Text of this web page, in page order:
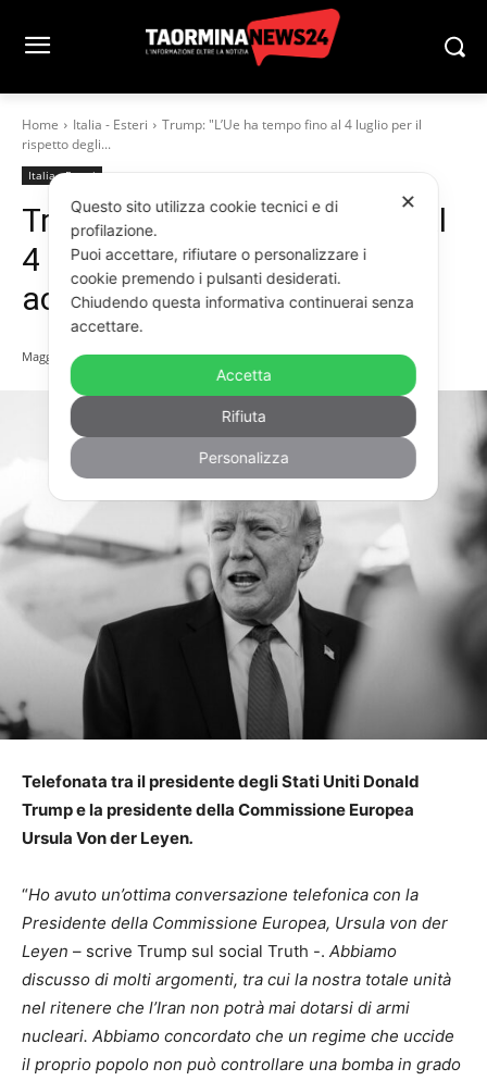
Home Italia - Esteri
Trump: "L’Ue ha tempo fino al 4 luglio per il
rispetto degli...
Italia - Esteri
Trump: “L’Ue ha tempo fino al
4 luglio per il rispetto degli
accordi o i dazi saliranno”
Maggio 8, 2026
Telefonata tra il presidente degli Stati Uniti Donald
Trump e la presidente della Commissione Europea
Ursula Von der Leyen.
“Ho avuto un’ottima conversazione telefonica con la
Presidente della Commissione Europea, Ursula von der
Leyen – scrive Trump sul social Truth -. Abbiamo
discusso di molti argomenti, tra cui la nostra totale unità
nel ritenere che l’Iran non potrà mai dotarsi di armi
nucleari. Abbiamo concordato che un regime che uccide
il proprio popolo non può controllare una bomba in grado
✕
Questo sito utilizza cookie tecnici e di
profilazione.
Puoi accettare, rifiutare o personalizzare i
cookie premendo i pulsanti desiderati.
Chiudendo questa informativa continuerai senza
accettare.
Accetta
Rifiuta
Personalizza